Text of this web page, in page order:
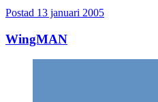
Postad 13 januari 2005
WingMAN